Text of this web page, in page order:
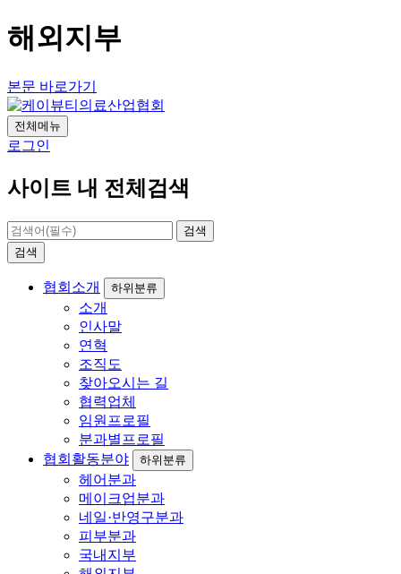
해외지부
본문 바로가기
전체메뉴
로그인
사이트 내 전체검색
검색
검색
협회소개 하위분류
소개
인사말
연혁
조직도
찾아오시는 길
협력업체
임원프로필
분과별프로필
협회활동분야
하위분류
헤어분과
메이크업분과
네일·반영구분과
피부분과
국내지부